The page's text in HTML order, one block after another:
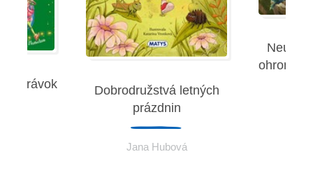
Dobrodružstvá letných
prázdnin
Jana Hubová